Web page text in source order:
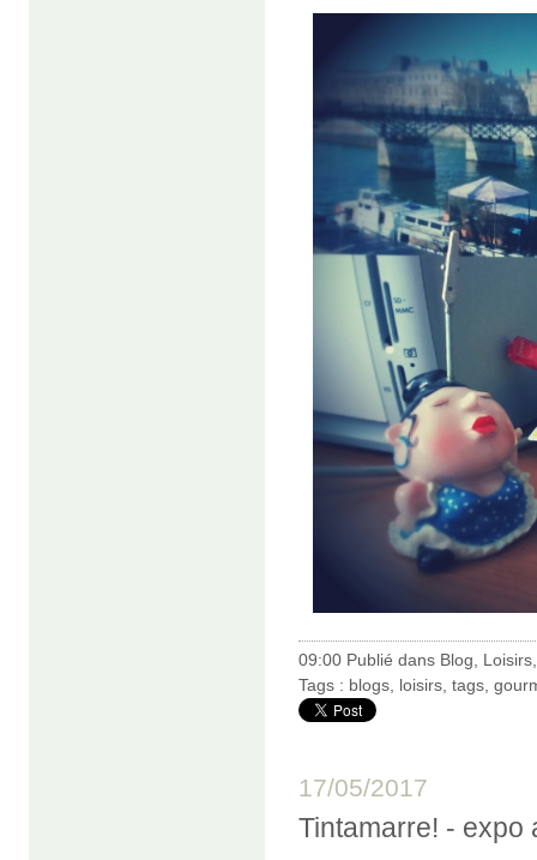
09:00 Publié dans Blog Loisirs
Tags : blogs loisirs tags
17/05/2017
Tintamarre! - expo